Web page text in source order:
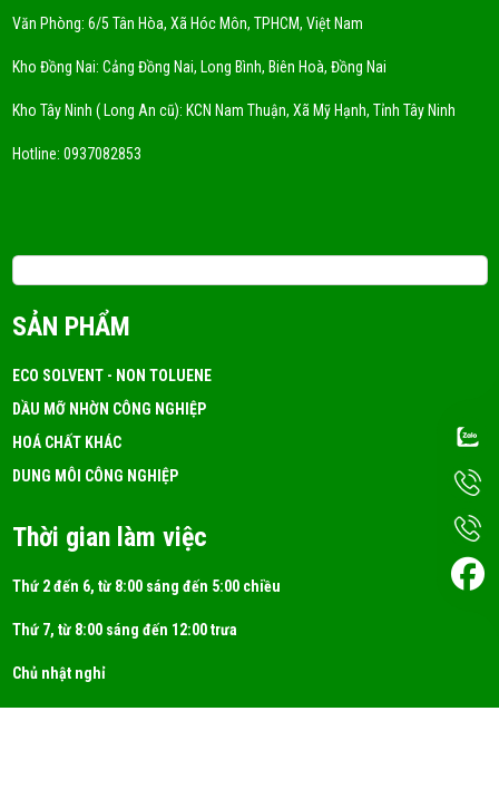
Văn Phòng: 6/5 Tân Hòa, Xã Hóc Môn, TPHCM, Việt Nam
Kho Đồng Nai: Cảng Đồng Nai, Long Bình, Biên Hoà, Đồng Nai
Kho Tây Ninh ( Long An cũ): KCN Nam Thuận, Xã Mỹ Hạnh, Tỉnh Tây Ninh
Hotline: 0937082853
SẢN PHẨM
ECO SOLVENT - NON TOLUENE
DẦU MỠ NHỜN CÔNG NGHIỆP
HOÁ CHẤT KHÁC
DUNG MÔI CÔNG NGHIỆP
Thời gian làm việc
Thứ 2 đến 6, từ 8:00 sáng đến 5:00 chiều
Thứ 7, từ 8:00 sáng đến 12:00 trưa
Chủ nhật nghỉ